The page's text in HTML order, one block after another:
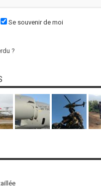
Se souvenir de moi
?